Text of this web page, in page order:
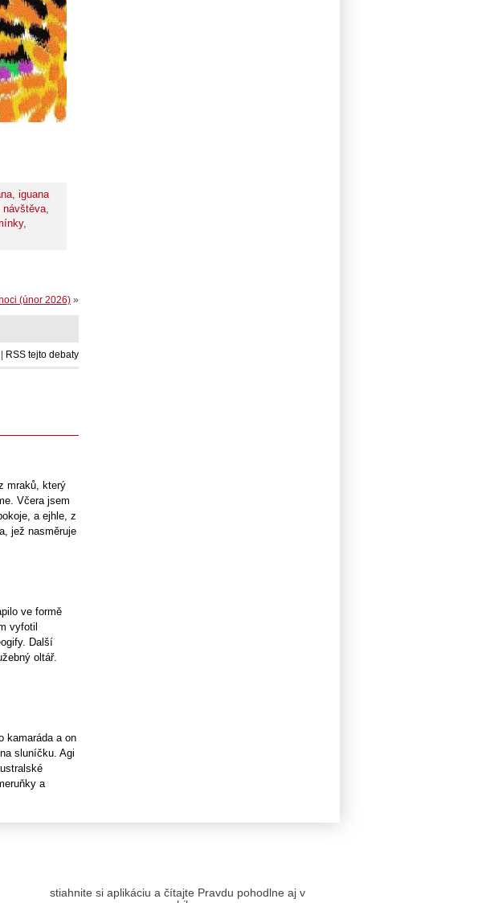
iguana
návštěva
,
(únor 2026) »
| RSS tejto debaty
mraků, který
Včera jsem
a ejhle, z
jež nasměruje
ve formě
vyfotil
Další
oltář.
kamaráda a on
sluníčku. Agi
a
stiahnite si aplikáciu a čítajte Pravdu pohodlne aj v